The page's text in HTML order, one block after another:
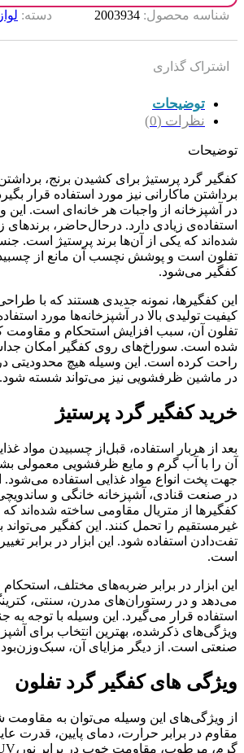
شناسه محصول: 2003934 دسته:
اشتراک گذاری
توضیحات
نظرات (0)
توضیحات
کفگیر گرد پرستیژ برای کشیدن برنج،
برداشتن ماکارانی نیز مورد استفاده قرار
در آشپزخانه از واجبات هر خانه‌ای است. این
استفاده‌ی زیادی دارد. درحال‌حاضر، برند‌های
شده‌اند که یکی از آن‌ها برند پرستیژ است.
تفلون است و پوشش نچسب آن مانع از
کفگیر می‌شود.
این کفگیرها، نمونه جدیدی هستند که با
کیفیت تولیدی بالا در آشپزخانه‌ها مورد
تفلون آن، سبب افزایش استحکام و مقاومت
شده است. سوراخ‌های روی کفگیر امکان
راحت کرده است. این وسیله هیچ محدودیتی
در ماشین ظرفشویی نیز می‌تواند شسته شود.
خرید کفگیر گرد پرستیژ
بعد از هربار استفاده، قبل‌از چسبیدن مواد
آن را با آب گرم و مایع ظرفشویی معمولی
جهت پخت انواع مواد غذایی استفاده می‌شود.
در صنعت قنادی، آشپزخانه خانگی و
کفگیرها از متریال مقاومی ساخته شده‌اند
غیرمستقیم را تحمل کنند. این کفگیر می‌تواند
تفت‌دادن استفاده شود. این ابزار در برابر
است.
این ابزار در برابر ضربه‌های مختلف،
می‌دهد و در رستوران‌های مدرن، سنتی،
استفاده قرار می‌گیرد. این وسیله با توجه به
ویژگی‌های ذکرشده، بهترین انتخاب برای
صنعتی است. از دیگر مزایای آن،
ویژگی های کفگیر گرد تفلون
از ویژگی‌های این وسیله می‌توان به مقاومت
مقاوم در برابر حرارت، دمای پایین، قدرت